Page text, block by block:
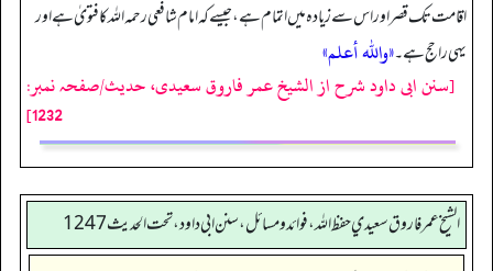
اقامت تک قصر اور اس سے زیادہ میں اتمام ہے، جیسے کہ امام شافعی رحمہ اللہ کا فتویٰ ہے اور
یہی راحج ہے۔«والله أعلم»
[سنن ابی داود شرح از الشیخ عمر فاروق سعیدی، حدیث/صفحہ نمبر:
1232]
الشيخ عمر فاروق سعيدي حفظ الله، فوائد و مسائل، سنن ابي داود ، تحت الحديث 1247